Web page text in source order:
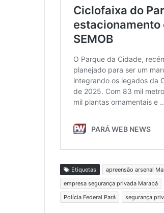
Etiquetas apreensão arsenal
empresa segurança privada Marabá
Polícia Federal Pará
segurança